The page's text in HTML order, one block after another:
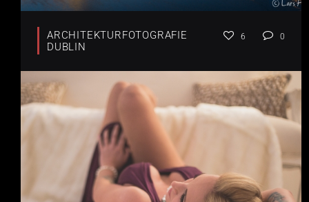
ARCHITEKTURFOTOGRAFIE
DUBLIN
6 0